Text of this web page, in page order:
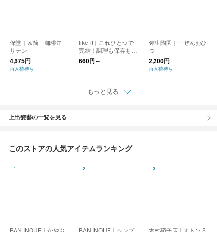
保堂｜茶筒・珈琲缶
サテン
4,675円
再入荷待ち
like-it｜これひとつで
完結！調理も保存もで
きる、万能保存容器
660円～
弥生陶園｜一ぜんおひ
つ
2,200円
再入荷待ち
もっと見る
上出瓷藝の一覧を見る
このストアの人気アイテムランキング